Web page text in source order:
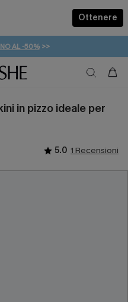
Ottenere
VACANZA | ACQUISTA
AL -50%>>
DA 49€
20% DI SCONTO*
in pizzo ideale per
5.0 1 Recensioni